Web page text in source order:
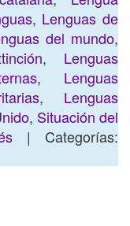
, Lenguas de
del mundo,
, Lenguas
, Lenguas
, Lenguas
, Situación del
| Categorías: